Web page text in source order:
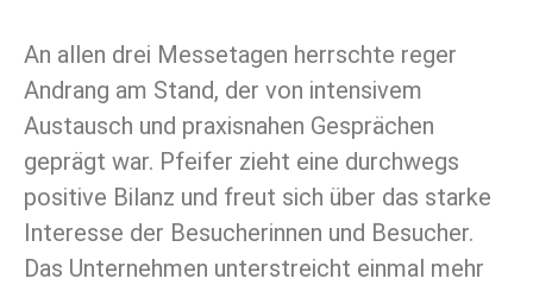
An allen drei Messetagen herrschte reger
Andrang am Stand, der von intensivem
Austausch und praxisnahen Gesprächen
geprägt war. Pfeifer zieht eine durchwegs
positive Bilanz und freut sich über das starke
Interesse der Besucherinnen und Besucher.
Das Unternehmen unterstreicht einmal mehr